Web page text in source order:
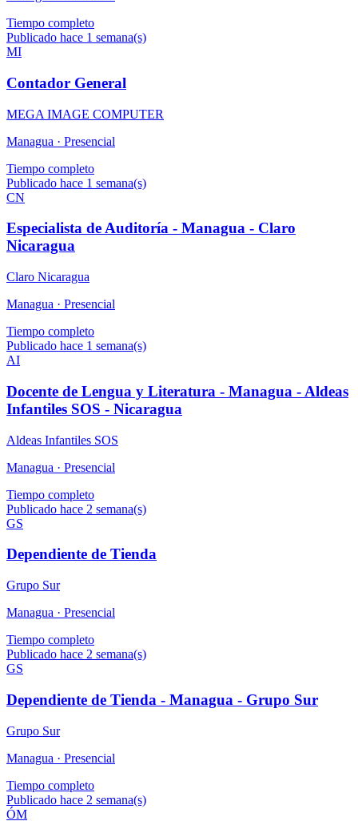
Tiempo completo
Publicado hace 1 semana(s)
MI
Contador General
MEGA IMAGE COMPUTER
Managua · Presencial
Tiempo completo
Publicado hace 1 semana(s)
CN
Especialista de Auditoría - Managua - Claro
Nicaragua
Claro Nicaragua
Managua · Presencial
Tiempo completo
Publicado hace 1 semana(s)
AI
Docente de Lengua y Literatura - Managua - Aldeas
Infantiles SOS - Nicaragua
Aldeas Infantiles SOS
Managua · Presencial
Tiempo completo
Publicado hace 2 semana(s)
GS
Dependiente de Tienda
Grupo Sur
Managua · Presencial
Tiempo completo
Publicado hace 2 semana(s)
GS
Dependiente de Tienda - Managua - Grupo Sur
Grupo Sur
Managua · Presencial
Tiempo completo
Publicado hace 2 semana(s)
ÓM